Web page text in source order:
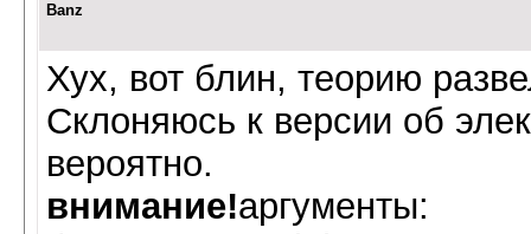
Banz
Хух, вот блин, теорию
Склоняюсь к версии об
вероятно.
внимание!аргументы: